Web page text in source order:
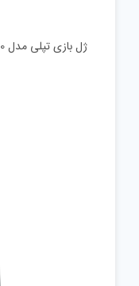
ژل بازی تپلی مدل 310